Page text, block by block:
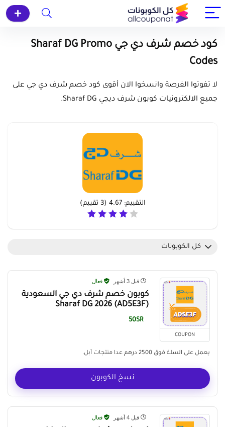
كود خصم شرف دي جي Sharaf DG Promo
Codes
لا تفوتوا الفرصة وانسخوا الان أقوى كود خصم شرف دي جي على
جميع الالكترونيات كوبون شرف ديجي Sharaf DG.
التقييم:4.67
(
3 تقييم)
كل الكوبونات
COUPON
قبل 3 أشهر فعال
كوبون خصم شرف دي جي السعودية
(AD5E3F) Sharaf DG 2026
50SR
يعمل على السلة فوق 2500 درهم عدا منتجات آبل.
نسخ الكوبون
قبل 4 أشهر فعال